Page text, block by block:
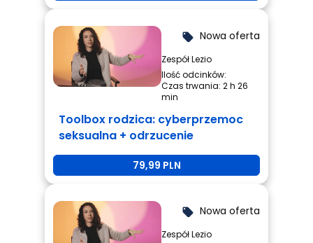
local_offer Nowa oferta
Zespół Lezio
Ilość odcinków:
Czas trwania: 2 h 26
min
Toolbox rodzica: cyberprzemoc
seksualna + odrzucenie
rówieśnicze + przemoc
79,99 PLN
local_offer Nowa oferta
Zespół Lezio